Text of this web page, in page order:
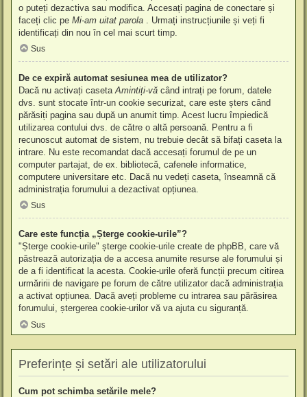
o puteți dezactiva sau modifica. Accesați pagina de conectare și
faceți clic pe Mi-am uitat parola
. Urmați instrucțiunile și veți fi
identificați din nou în cel mai scurt timp.
Sus
De ce expiră automat sesiunea mea de utilizator?
Dacă nu activați caseta Amintiți-vă când intrați pe forum, datele
dvs. sunt stocate într-un cookie securizat, care este șters când
părăsiți pagina sau după un anumit timp. Acest lucru împiedică
utilizarea contului dvs. de către o altă persoană. Pentru a fi
recunoscut automat de sistem, nu trebuie decât să bifați caseta la
intrare. Nu este recomandat dacă accesați forumul de pe un
computer partajat, de ex. bibliotecă, cafenele informatice,
computere universitare etc. Dacă nu vedeți caseta, înseamnă că
administrația forumului a dezactivat opțiunea.
Sus
Care este funcția „Șterge cookie-urile”?
"Șterge cookie-urile" șterge cookie-urile create de phpBB, care vă
păstrează autorizația de a accesa anumite resurse ale forumului și
de a fi identificat la acesta. Cookie-urile oferă funcții precum citirea
urmăririi de navigare pe forum de către utilizator dacă administrația
a activat opțiunea. Dacă aveți probleme cu intrarea sau părăsirea
forumului, ștergerea cookie-urilor vă va ajuta cu siguranță.
Sus
Preferințe și setări ale utilizatorului
Cum pot schimba setările mele?